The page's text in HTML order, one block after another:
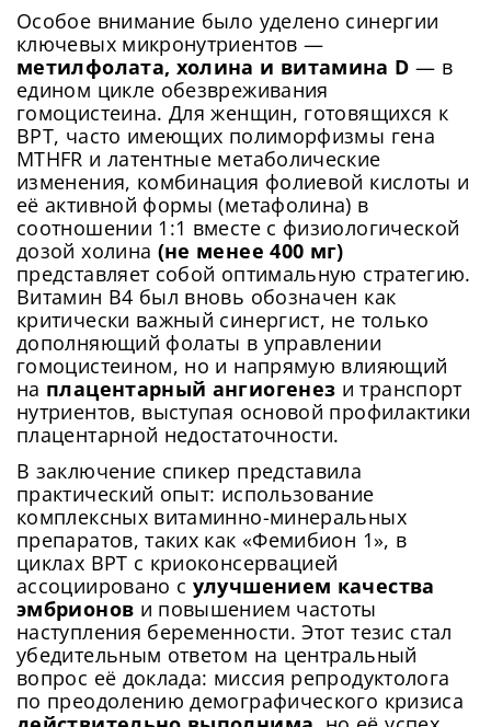
Особое внимание было уделено синергии
ключевых микронутриентов —
метилфолата, холина и витамина D — в
едином цикле обезвреживания
гомоцистеина. Для женщин, готовящихся к
ВРТ, часто имеющих полиморфизмы гена
MTHFR и латентные метаболические
изменения, комбинация фолиевой кислоты и
её активной формы (метафолина) в
соотношении 1:1 вместе с физиологической
дозой холина (не менее 400 мг)
представляет собой оптимальную стратегию.
Витамин B4 был вновь обозначен как
критически важный синергист, не только
дополняющий фолаты в управлении
гомоцистеином, но и напрямую влияющий
на плацентарный ангиогенез и транспорт
нутриентов, выступая основой профилактики
плацентарной недостаточности.
В заключение спикер представила
практический опыт: использование
комплексных витаминно-минеральных
препаратов, таких как «Фемибион 1», в
циклах ВРТ с криоконсервацией
ассоциировано с улучшением качества
эмбрионов и повышением частоты
наступления беременности. Этот тезис стал
убедительным ответом на центральный
вопрос её доклада: миссия репродуктолога
по преодолению демографического кризиса